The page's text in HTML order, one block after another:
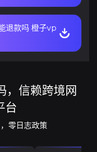
退款吗 橙子vp
，信赖跨境网
台
零日志政策